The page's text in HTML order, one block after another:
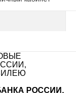
РОССИИ,